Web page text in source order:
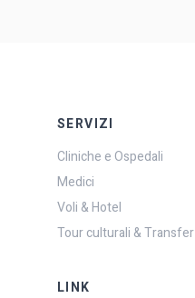
SERVIZI
Cliniche e Ospedali
Medici
Voli & Hotel
Tour culturali & Transfer
LINK